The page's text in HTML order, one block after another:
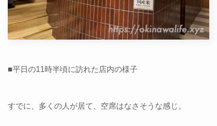
■平日の11時半頃に訪れた店内の様子
すでに、多くの人が居て、空席はなさそうな感じ。